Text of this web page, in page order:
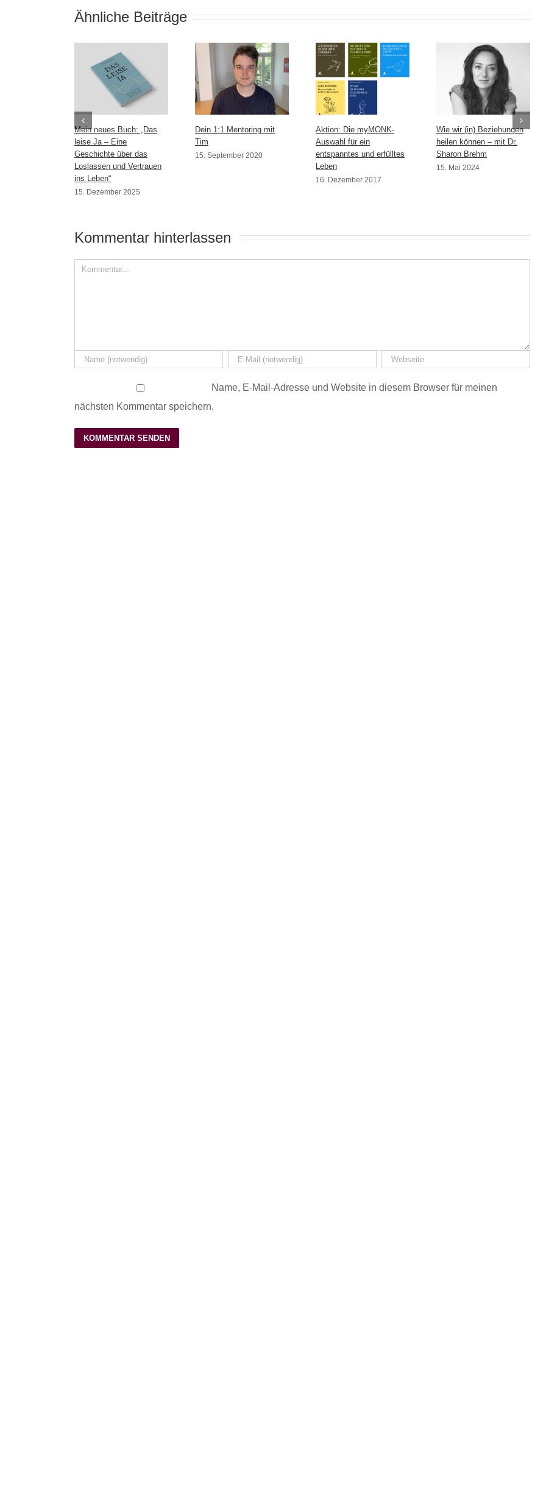
Ähnliche Beiträge
Mein neues Buch: „Das
leise Ja – Eine
Geschichte über das
Loslassen und Vertrauen
ins Leben“
15. Dezember 2025
Dein 1:1 Mentoring mit
Tim
15. September 2020
Aktion: Die myMONK-
Auswahl für ein
entspanntes und erfülltes
Leben
16. Dezember 2017
Wie wir (in) Beziehungen
heilen können – mit Dr.
Sharon Brehm
15. Mai 2024
Kommentar hinterlassen
Name, E-Mail-Adresse und Website in diesem Browser für meinen
nächsten Kommentar speichern.